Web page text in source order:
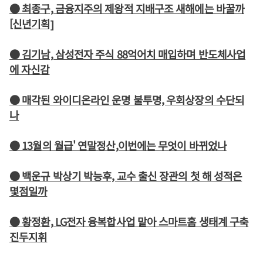
● 최종구, 금융지주의 제왕적 지배구조 새해에는 바꿀까
[신년기획]
● 김기남, 삼성전자 주식 88억어치 매입하며 반도체사업
에 자신감
● 매각된 와이디온라인 운명 불투명, 우회상장의 수단되
나
● 13월의 월급' 연말정산,이번에는 무엇이 바뀌었나
● 백운규 박상기 박능후, 교수 출신 장관의 첫 해 성적은
몇점일까
● 황정환, LG전자 융복합사업 맡아 스마트홈 생태계 구축
진두지휘